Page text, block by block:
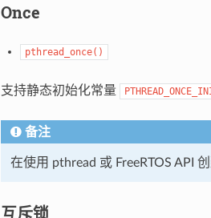
Once
pthread_once()
支持静态初始化常量
备注
在使用 pthread 或 FreeRTOS API
互斥锁